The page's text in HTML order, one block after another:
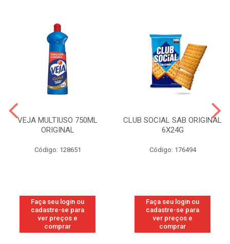
VEJA MULTIUSO 750ML
ORIGINAL
Código: 128651
Faça seu login ou
cadastre-se para
ver preços e
comprar
CLUB SOCIAL SAB ORIGINAL
6X24G
Código: 176494
Faça seu login ou
cadastre-se para
ver preços e
comprar